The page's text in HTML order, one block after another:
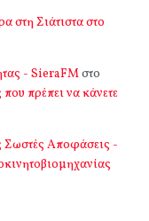
στη Σιάτιστα στο
- SieraFMστο
πρέπει να κάνετε
Σωστές Αποφάσεις -